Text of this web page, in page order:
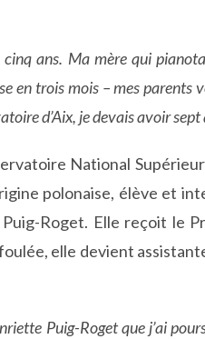
cinq ans. Ma mère qui
en trois mois – mes parents
d’Aix, je devais avoir sept
National
polonaise, élève et
Roget. Elle reçoit le
elle devient
Puig-Roget que j’ai